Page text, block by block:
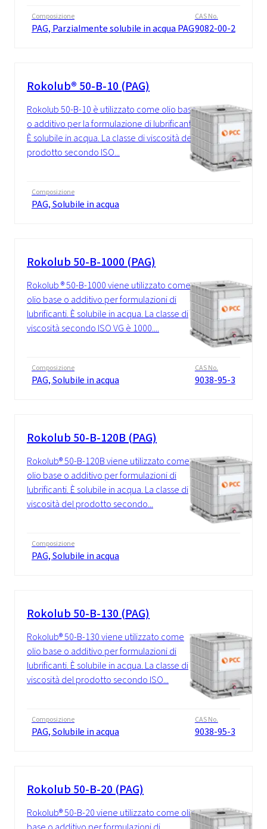
Composizione
PAG, Parzialmente solubile in acqua PAG
CAS No.
9082-00-2
Rokolub® 50-B-10 (PAG)
Rokolub 50-B-10 è utilizzato come olio base
o additivo per la formulazione di lubrificanti.
È solubile in acqua. La classe di viscosità del
prodotto secondo ISO...
Composizione
PAG, Solubile in acqua
Rokolub 50-B-1000 (PAG)
Rokolub ® 50-B-1000 viene utilizzato come
olio base o additivo per formulazioni di
lubrificanti. È solubile in acqua. La classe di
viscosità secondo ISO VG è 1000....
Composizione
PAG, Solubile in acqua
CAS No.
9038-95-3
Rokolub 50-B-120B (PAG)
Rokolub® 50-B-120B viene utilizzato come
olio base o additivo per formulazioni di
lubrificanti. È solubile in acqua. La classe di
viscosità del prodotto secondo...
Composizione
PAG, Solubile in acqua
Rokolub 50-B-130 (PAG)
Rokolub® 50-B-130 viene utilizzato come
olio base o additivo per formulazioni di
lubrificanti. È solubile in acqua. La classe di
viscosità del prodotto secondo ISO...
Composizione
PAG, Solubile in acqua
CAS No.
9038-95-3
Rokolub 50-B-20 (PAG)
Rokolub® 50-B-20 viene utilizzato come olio